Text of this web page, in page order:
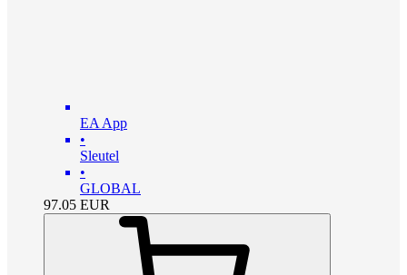
EA App
•
Sleutel
•
GLOBAL
97.05 EUR